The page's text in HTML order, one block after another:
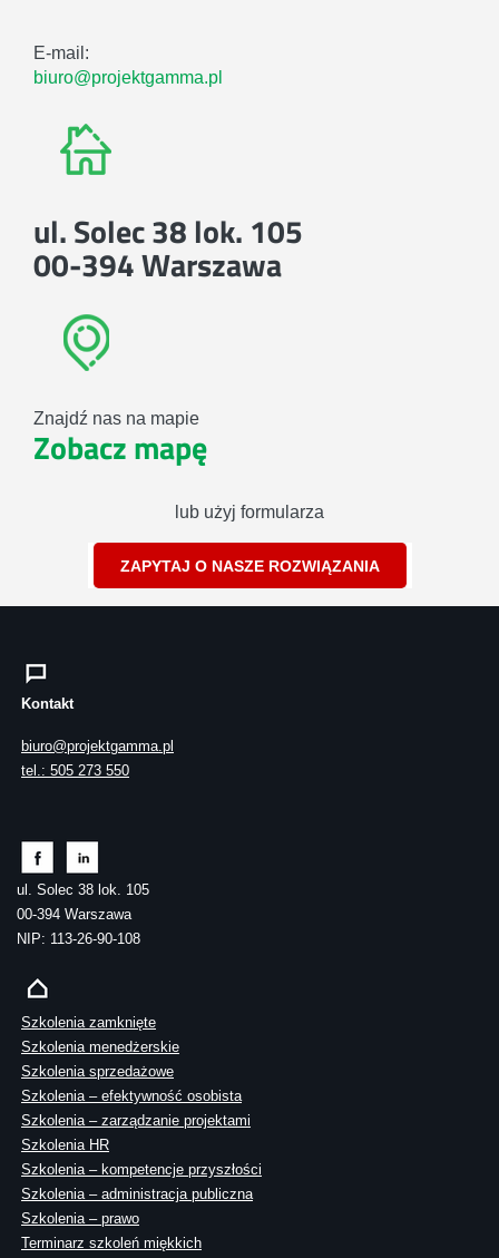
E-mail:
biuro@projektgamma.pl
ul. Solec 38 lok. 105
00-394 Warszawa
Znajdź nas na mapie
Zobacz mapę
lub użyj formularza
ZAPYTAJ O NASZE ROZWIĄZANIA
Kontakt
biuro@projektgamma.pl
tel.: 505 273 550
ul. Solec 38 lok. 105
00-394 Warszawa
NIP: 113-26-90-108
Szkolenia zamknięte
Szkolenia menedżerskie
Szkolenia sprzedażowe
Szkolenia – efektywność osobista
Szkolenia – zarządzanie projektami
Szkolenia HR
Szkolenia – kompetencje przyszłości
Szkolenia – administracja publiczna
Szkolenia – prawo
Terminarz szkoleń miękkich